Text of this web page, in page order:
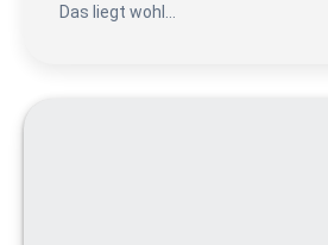
Das liegt wohl…